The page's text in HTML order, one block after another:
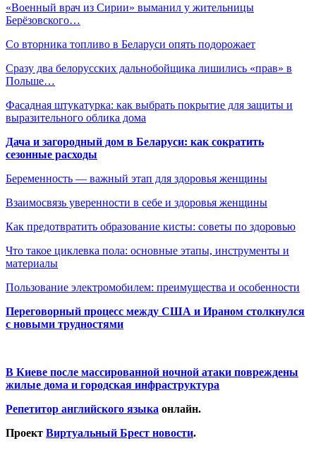
«Военный врач из Сирии» выманил у жительницы
Берёзовского…
Со вторника топливо в Беларуси опять подорожает
Сразу два белорусских дальнобойщика лишились «прав» в
Польше…
Фасадная штукатурка: как выбрать покрытие для защиты и
выразительного облика дома
Дача и загородный дом в Беларуси: как сократить
сезонные расходы
Беременность — важный этап для здоровья женщины
Взаимосвязь уверенности в себе и здоровья женщины
Как предотвратить образование кисты: советы по здоровью
Что такое циклевка пола: основные этапы, инструменты и
материалы
Пользование электромобилем: преимущества и особенности
Переговорный процесс между США и Ираном столкнулся
с новыми трудностями
В Киеве после массированной ночной атаки повреждены
жилые дома и городская инфраструктура
Репетитор английского языка онлайн.
Проект Виртуальный Брест новости.